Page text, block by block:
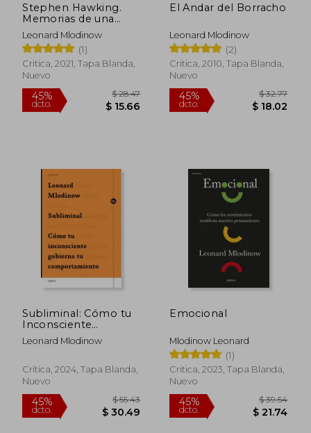
Stephen Hawking.
Memorias de una
Amistad y Apuntes de
Física
Leonard Mlodinow
(1)
Critica, 2021, Tapa Blanda,
Nuevo
45%
El Andar del Borracho
Leonard Mlodinow
(2)
Critica, 2010, Tapa Blanda,
Nuevo
45%
dcto.
Subliminal: Cómo tu
Inconsciente
Gobierna tu
Comportamiento
Leonard Mlodinow
Crítica, 2024, Tapa Blanda,
Nuevo
Emocional
Mlodinow Leonard
(1)
Critica, 2023, Tapa Blanda,
Nuevo